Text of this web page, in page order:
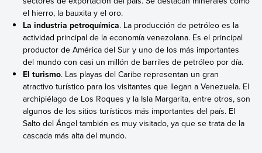
el hierro, la bauxita y el oro.
La industria petroquímica. La producción de petróleo es la
actividad principal de la economía venezolana. Es el principal
productor de América del Sur y uno de los más importantes
del mundo con casi un millón de barriles de petróleo por día.
El turismo. Las playas del Caribe representan un gran
atractivo turístico para los visitantes que llegan a Venezuela. El
archipiélago de Los Roques y la Isla Margarita, entre otros, son
algunos de los sitios turísticos más importantes del país. El
Salto del Ángel también es muy visitado, ya que se trata de la
cascada más alta del mundo.